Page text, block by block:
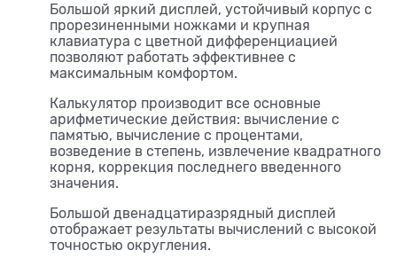
Большой яркий дисплей, устойчивый корпус с
прорезиненными ножками и крупная
клавиатура с цветной дифференциацией
позволяют работать эффективнее с
максимальным комфортом.
Калькулятор производит все основные
арифметические действия: вычисление с
памятью, вычисление с процентами,
возведение в степень, извлечение квадратного
корня, коррекция последнего введенного
значения.
Большой двенадцатиразрядный дисплей
отображает результаты вычислений с высокой
точностью округления.